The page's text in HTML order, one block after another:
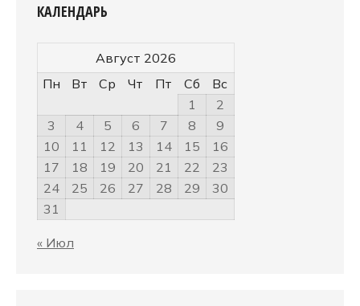
КАЛЕНДАРЬ
Август 2026
Пн
Вт Ср Чт Пт Сб
Вс
1
2
3
4 5 6 7 8
9
10
11 12 13 14 15
16
17
18 19 20 21 22
23
24
25 26 27 28 29
30
31
« Июл